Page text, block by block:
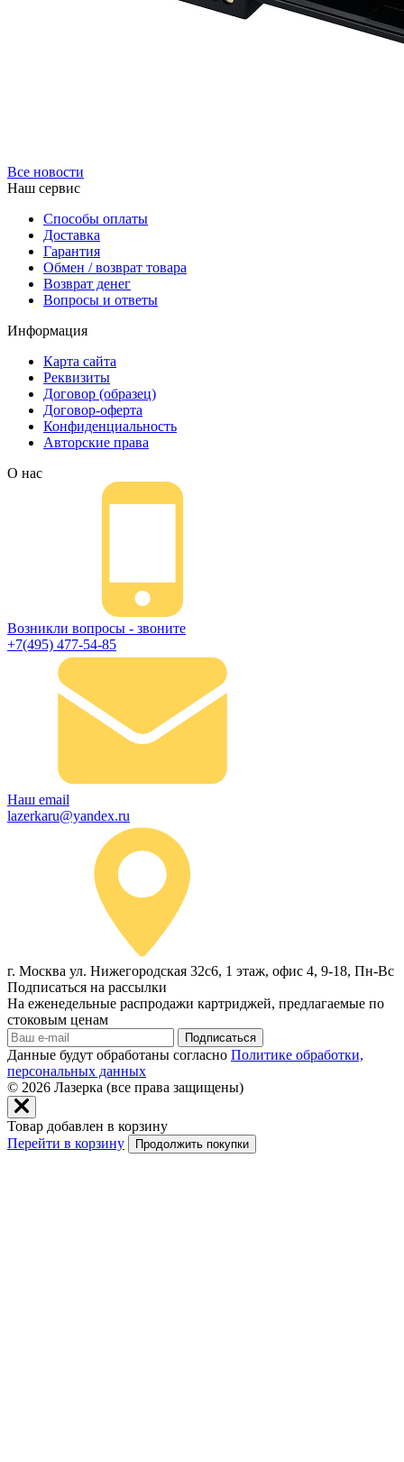
Все новости
Наш сервис
Способы оплаты
Доставка
Гарантия
Обмен / возврат товара
Возврат денег
Вопросы и ответы
Информация
Карта сайта
Реквизиты
Договор (образец)
Договор-оферта
Конфиденциальность
Авторские права
О нас
Возникли вопросы - звоните
+7(495) 477-54-85
Наш email
lazerkaru@yandex.ru
г. Москва ул. Нижегородская 32с6, 1 этаж, офис 4, 9-18, Пн-Вс
Подписаться на рассылки
На еженедельные распродажи картриджей, предлагаемые по
стоковым ценам
Подписаться
Данные будут обработаны согласно Политике обработки,
персональных данных
© 2026 Лазерка (все права защищены)
Товар добавлен в корзину
Перейти в корзину
Продолжить покупки